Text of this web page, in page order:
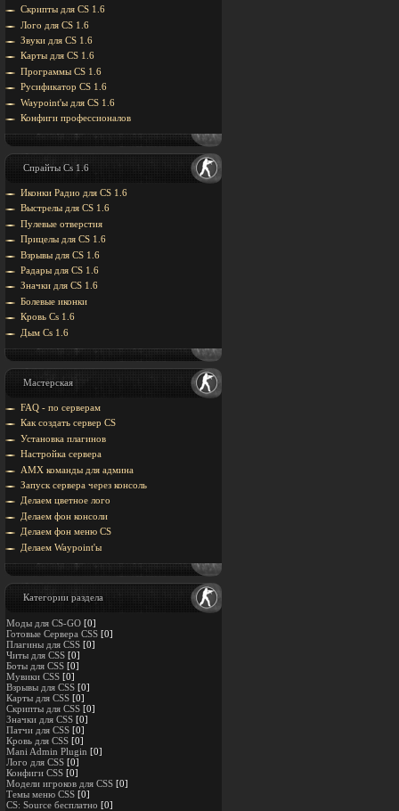
Скрипты для CS 1.6
Лого для CS 1.6
Звуки для CS 1.6
Карты для CS 1.6
Программы CS 1.6
Русификатор CS 1.6
Waypoint'ы для CS 1.6
Конфиги профессионалов
Спрайты Cs 1.6
Иконки Радио для CS 1.6
Выстрелы для CS 1.6
Пулевые отверстия
Прицелы для CS 1.6
Взрывы для CS 1.6
Радары для CS 1.6
Значки для CS 1.6
Болевые иконки
Кровь Cs 1.6
Дым Cs 1.6
Мастерская
FAQ - по серверам
Как создать сервер CS
Установка плагинов
Настройка сервера
AMX команды для админа
Запуск сервера через консоль
Делаем цветное лого
Делаем фон консоли
Делаем фон меню CS
Делаем Waypoint'ы
Категории раздела
Моды для CS-GO [0]
Готовые Сервера CSS [0]
Плагины для CSS [0]
Читы для CSS [0]
Боты для CSS [0]
Мувики CSS [0]
Взрывы для CSS [0]
Карты для CSS [0]
Скрипты для CSS [0]
Значки для CSS [0]
Патчи для CSS [0]
Кровь для CSS [0]
Mani Admin Plugin [0]
Лого для CSS [0]
Конфиги CSS [0]
Модели игроков для CSS [0]
Темы меню CSS [0]
CS: Source бесплатно [0]